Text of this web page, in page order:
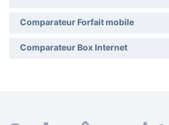
Comparateur Forfait mobile
Comparateur Box Internet